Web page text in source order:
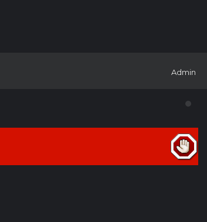
Admin